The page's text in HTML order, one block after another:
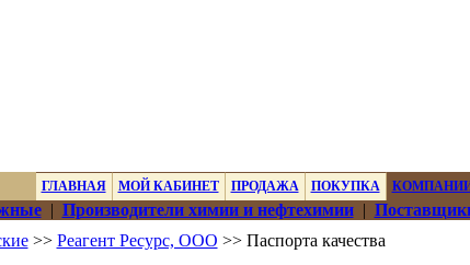
ГЛАВНАЯ МОЙ КАБИНЕТ ПРОДАЖА ПОКУПКА
| Производители химии и нефтехимии|
>> Реагент Ресурс, ООО >> Паспорта качества